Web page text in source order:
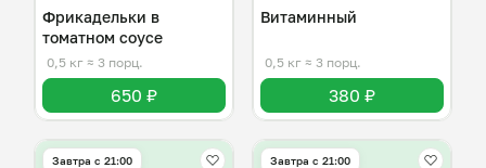
Фрикадельки в
томатном соусе
0,5 кг ≈ 3 порц.
650 ₽
Витаминный
0,5 кг ≈ 3 порц.
380 ₽
Завтра c 21:00 Завтра c 21:00